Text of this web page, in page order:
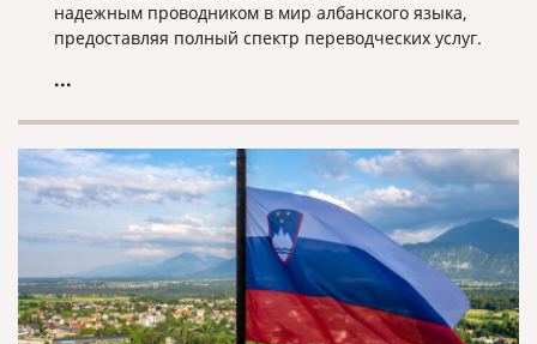
надежным проводником в мир албанского языка,
предоставляя полный спектр переводческих услуг.
...